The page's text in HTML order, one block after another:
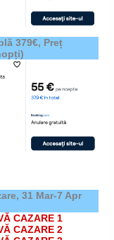
379€, Preț
31 Mar-7 Apr
CAZARE 1
CAZARE 2